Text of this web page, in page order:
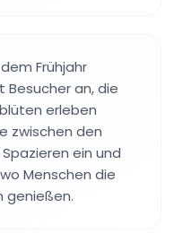
Frühjahr
Besucher an, die
erleben
zwischen den
ein und
Menschen die
genießen.